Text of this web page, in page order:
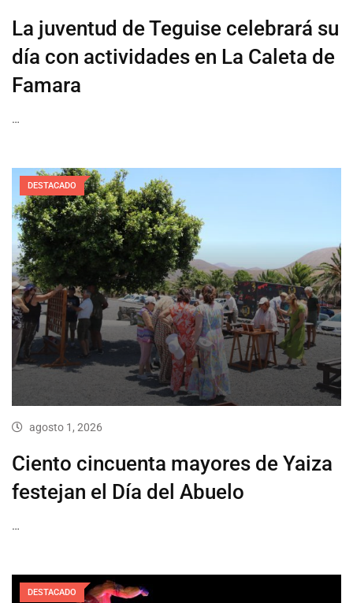
La juventud de Teguise celebrará su
día con actividades en La Caleta de
Famara
…
DESTACADO
agosto 1, 2026
Ciento cincuenta mayores de Yaiza
festejan el Día del Abuelo
…
DESTACADO